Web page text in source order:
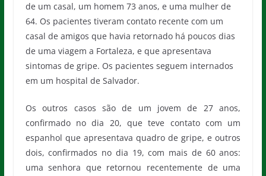
de um casal, um homem 73 anos, e uma mulher de
64. Os pacientes tiveram contato recente com um
casal de amigos que havia retornado há poucos dias
de uma viagem a Fortaleza, e que apresentava
sintomas de gripe. Os pacientes seguem internados
em um hospital de Salvador.
Os outros casos são de um jovem de 27 anos,
confirmado no dia 20, que teve contato com um
espanhol que apresentava quadro de gripe, e outros
dois, confirmados no dia 19, com mais de 60 anos:
uma senhora que retornou recentemente de uma